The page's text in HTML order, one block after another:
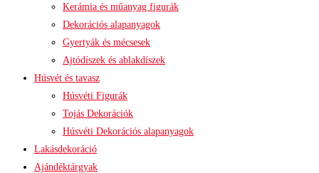
Kerámia és műanyag figurák
Dekorációs alapanyagok
Gyertyák és mécsesek
Ajtódíszek és ablakdíszek
Húsvét és tavasz
Húsvéti Figurák
Tojás Dekorációk
Húsvéti Dekorációs alapanyagok
Lakásdekoráció
Ajándéktárgyak